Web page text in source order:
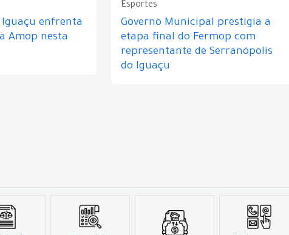
enfrenta
Amop nesta
Esportes
Governo Municipal prestigia a
etapa final do Fermop com
representante de Serranópolis
do Iguaçu